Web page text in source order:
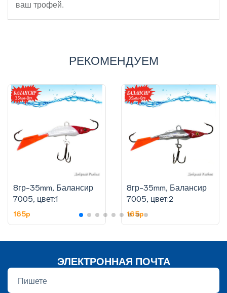
ваш трофей.
РЕКОМЕНДУЕМ
8гр-35mm, Балансир
7005, цвет:1
165p
8гр-35mm, Балансир
7005, цвет:2
165p
ЭЛЕКТРОННАЯ ПОЧТА